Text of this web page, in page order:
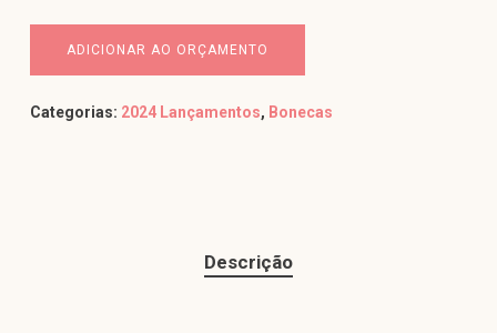
ADICIONAR AO ORÇAMENTO
Categorias: 2024 Lançamentos, Bonecas
Descrição